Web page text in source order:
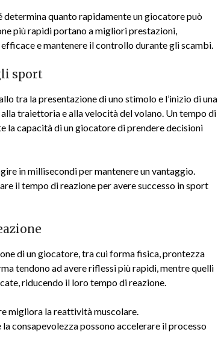
quanto rapidamente un giocatore può
più rapidi portano a migliori prestazioni,
e mantenere il controllo durante gli scambi.
sport
tra la presentazione di uno stimolo e l’inizio di una
traiettoria e alla velocità del volano. Un tempo di
la capacità di un giocatore di prendere decisioni
in millisecondi per mantenere un vantaggio.
il tempo di reazione per avere successo in sport
di un giocatore, tra cui forma fisica, prontezza
tendono ad avere riflessi più rapidi, mentre quelli
riducendo il loro tempo di reazione.
migliora la reattività muscolare.
la consapevolezza possono accelerare il processo